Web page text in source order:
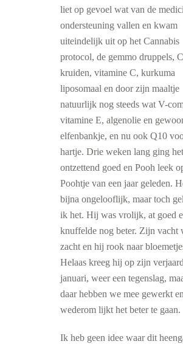
liet op gevoel wat van de
ondersteuning vallen en kwam
uiteindelijk uit op het Cannabis
protocol, de gemmo druppels,
kruiden, vitamine C, kurkuma
liposomaal en door zijn maaltje
natuurlijk nog steeds wat V-
vitamine E, algenolie en
elfenbankje, en nu ook Q10
hartje. Drie weken lang ging het
ontzettend goed en Pooh leek
Poohtje van een jaar geleden.
bijna ongelooflijk, maar toch
ik het. Hij was vrolijk, at goed
knuffelde nog beter. Zijn vacht
zacht en hij rook naar
Helaas kreeg hij op zijn
januari, weer een tegenslag,
daar hebben we mee gewerkt en
wederom lijkt het beter te gaan.
Ik heb geen idee waar dit